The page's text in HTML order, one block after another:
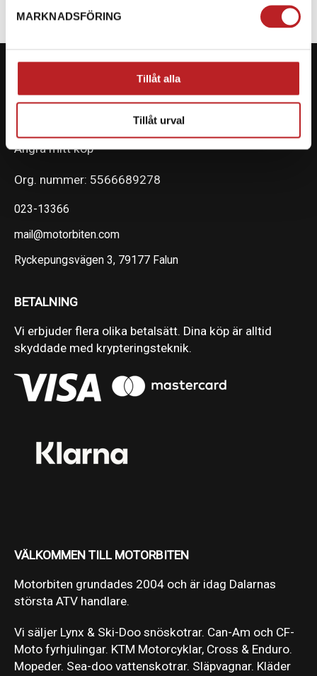
MARKNADSFÖRING
Tillåt alla
Tillåt urval
KONTAKTA OSS PÅ MOTORBITEN
Ångra mitt köp
Org. nummer: 5566689278
023-13366
mail@motorbiten.com
Ryckepungsvägen 3, 79177 Falun
BETALNING
Vi erbjuder flera olika betalsätt. Dina köp är alltid
skyddade med krypteringsteknik.
VÄLKOMMEN TILL MOTORBITEN
Motorbiten grundades 2004 och är idag Dalarnas
största ATV handlare.
Vi säljer Lynx & Ski-Doo snöskotrar. Can-Am och CF-
Moto fyrhjulingar. KTM Motorcyklar, Cross & Enduro.
Mopeder. Sea-doo vattenskotrar. Släpvagnar. Kläder